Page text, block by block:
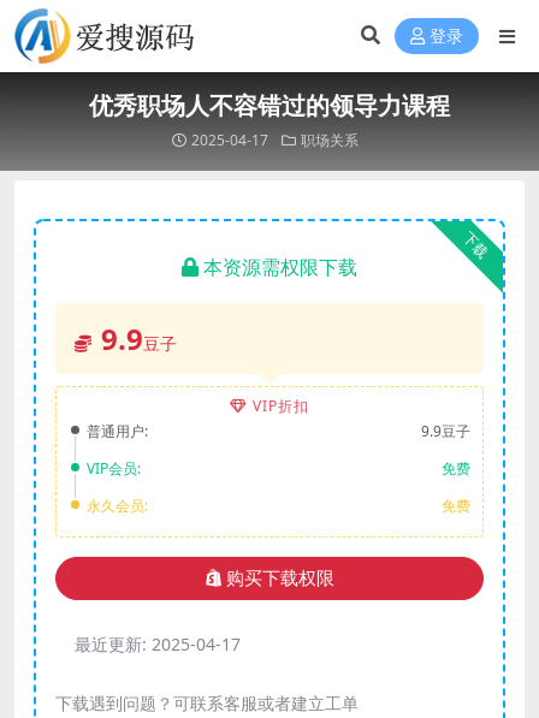
登录
优秀职场人不容错过的领导力课程
2025-04-17 职场关系
下载
本资源需权限下载
9.9豆子
VIP折扣
普通用户:
9.9豆子
VIP会员:
免费
永久会员:
免费
购买下载权限
最近更新: 2025-04-17
下载遇到问题？可联系客服或者建立工单